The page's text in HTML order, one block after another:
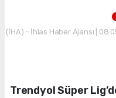
(İHA) - İhlas Haber Ajansı |
Trendyol Süper